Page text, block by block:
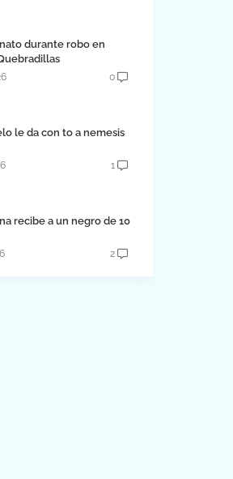
durante robo en
0
le da con to a nemesis
1
recibe a un negro de 10
2